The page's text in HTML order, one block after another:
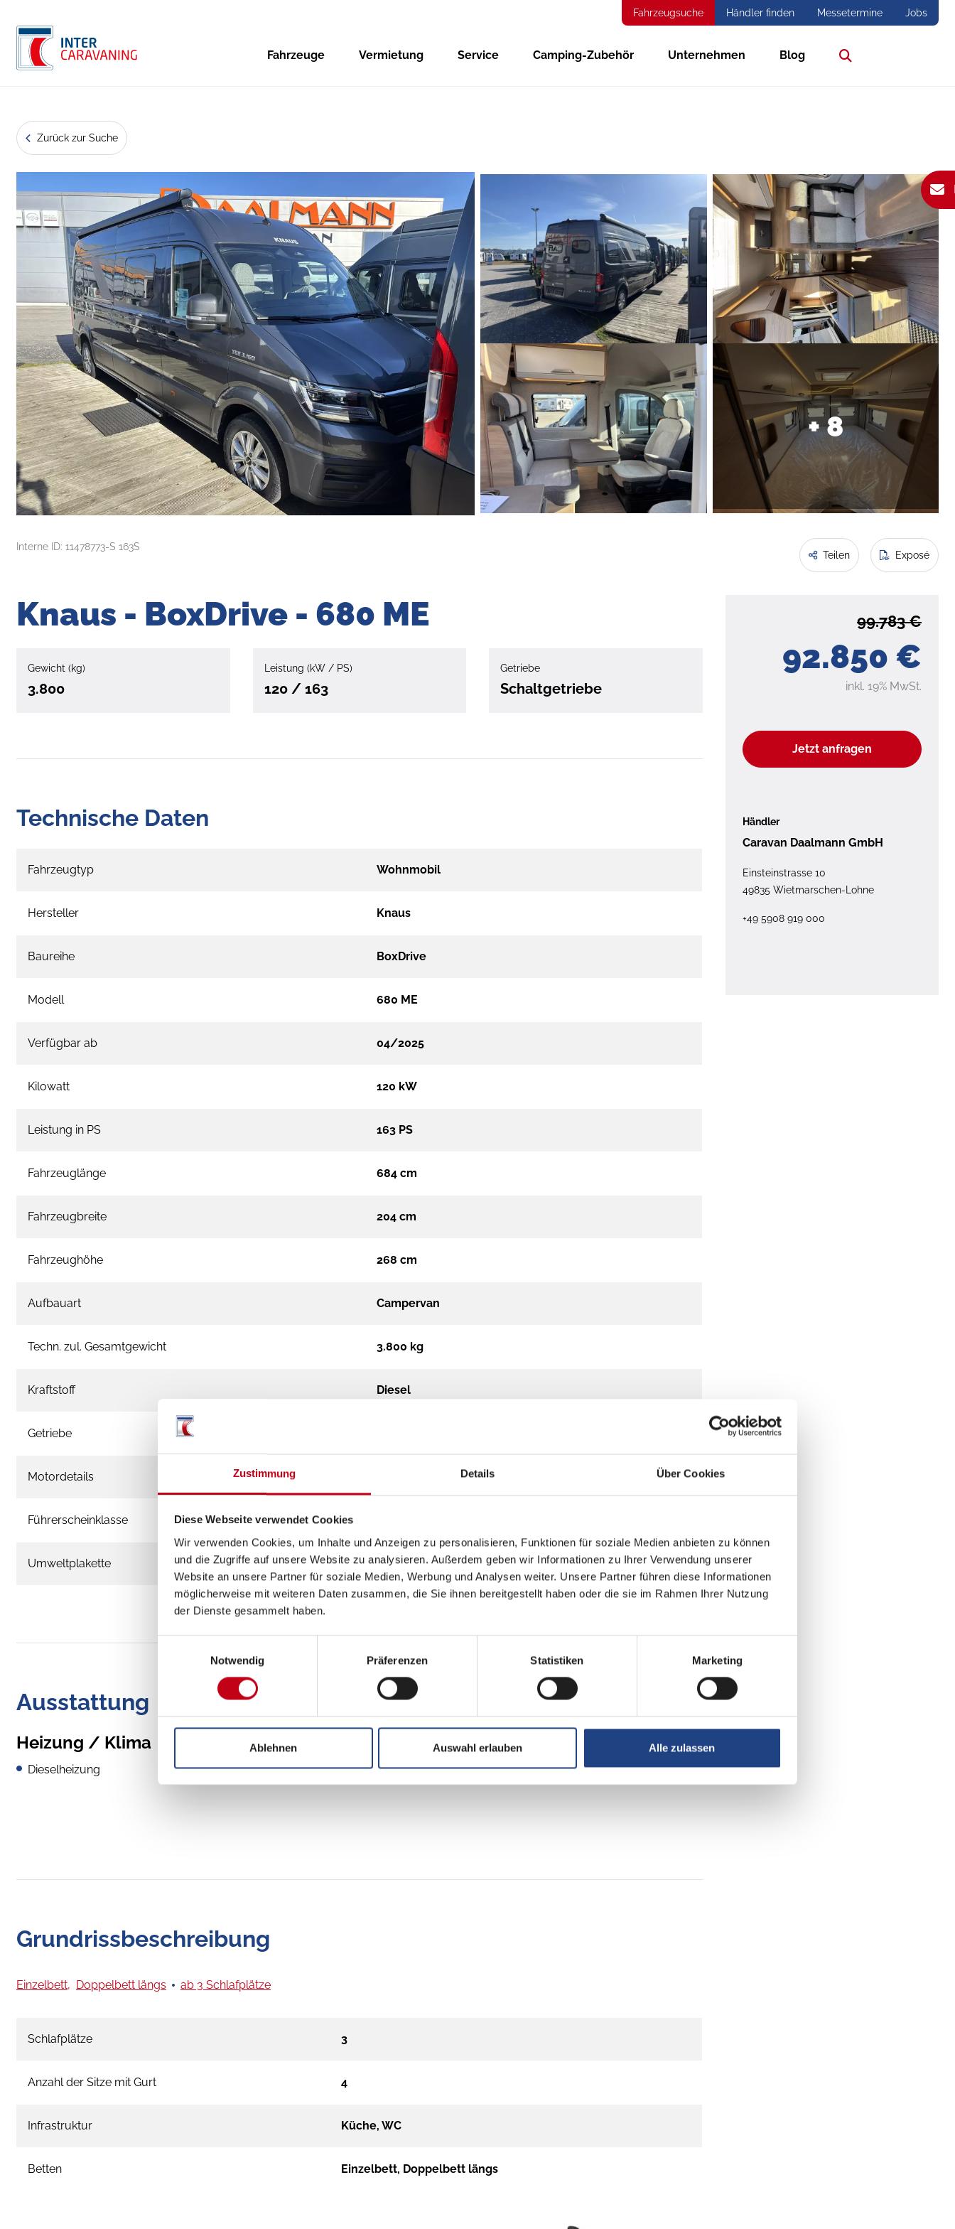
Zustimmung Details Über Cookies
Diese Webseite verwendet Cookies
Wir verwenden Cookies, um Inhalte und Anzeigen zu personalisieren, Funktionen für soziale Medien anbieten zu können
und die Zugriffe auf unsere Website zu analysieren. Außerdem geben wir Informationen zu Ihrer Verwendung unserer
Website an unsere Partner für soziale Medien, Werbung und Analysen weiter. Unsere Partner führen diese Informationen
möglicherweise mit weiteren Daten zusammen, die Sie ihnen bereitgestellt haben oder die sie im Rahmen Ihrer Nutzung
der Dienste gesammelt haben.
Einwilligungsauswahl
Notwendig
Präferenzen Statistiken Marketing
Ablehnen Auswahl erlauben Alle zulassen
Fahrzeugsuche Händler finden Messetermine Jobs
Fahrzeuge Vermietung Service Camping-Zubehör Unternehmen Blog
Zurück zur Suche
+ 8
Interne ID: 11478773-S 163S
Teilen Exposé
92.850 €
99.783 €
inkl. 19% MwSt.
Jetzt anfragen
Händler
Caravan Daalmann GmbH
Einsteinstrasse 10
49835 Wietmarschen-Lohne
+49 5908 919 000
Knaus - BoxDrive - 680 ME
Gewicht (kg)
3.800
Leistung (kW / PS)
120 / 163
Getriebe
Schaltgetriebe
Technische Daten
Fahrzeugtyp Wohnmobil
Hersteller Knaus
Baureihe BoxDrive
Modell 680 ME
Verfügbar ab 04/2025
Kilowatt 120 kW
Leistung in PS 163 PS
Fahrzeuglänge 684 cm
Fahrzeugbreite 204 cm
Fahrzeughöhe 268 cm
Aufbauart Campervan
Techn. zul. Gesamtgewicht 3.800 kg
Kraftstoff Diesel
Getriebe
Motordetails 120 kW/163 PS Schalter
Führerscheinklasse
Umweltplakette grün
Ausstattung
Heizung / Klima
Dieselheizung
Grundrissbeschreibung
Einzelbett, Doppelbett längs ab 3 Schlafplätze
Schlafplätze 3
Anzahl der Sitze mit Gurt 4
Infrastruktur Küche, WC
Betten Einzelbett, Doppelbett längs